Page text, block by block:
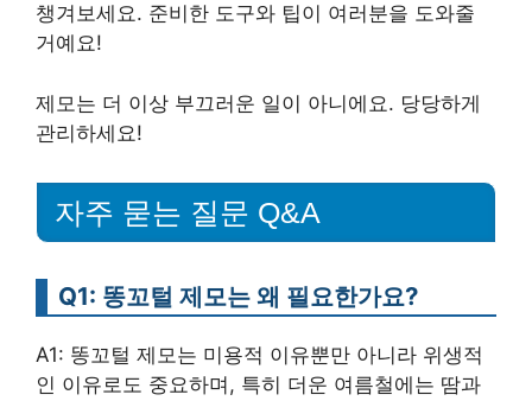
챙겨보세요. 준비한 도구와 팁이 여러분을 도와줄
거예요!
제모는 더 이상 부끄러운 일이 아니에요. 당당하게
관리하세요!
자주 묻는 질문 Q&A
Q1: 똥꼬털 제모는 왜 필요한가요?
A1: 똥꼬털 제모는 미용적 이유뿐만 아니라 위생적
인 이유로도 중요하며, 특히 더운 여름철에는 땀과